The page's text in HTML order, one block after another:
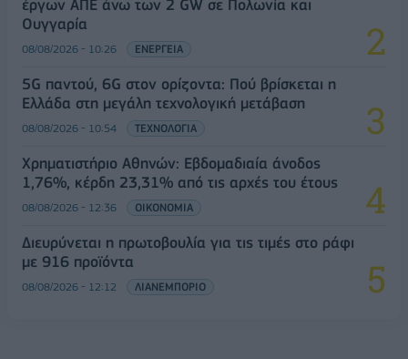
έργων ΑΠΕ άνω των 2 GW σε Πολωνία και
Ουγγαρία
08/08/2026 - 10:26 ΕΝΕΡΓΕΙΑ
5G παντού, 6G στον ορίζοντα: Πού βρίσκεται η
Ελλάδα στη μεγάλη τεχνολογική μετάβαση
08/08/2026 - 10:54 ΤΕΧΝΟΛΟΓΙΑ
Χρηματιστήριο Αθηνών: Εβδομαδιαία άνοδος
1,76%, κέρδη 23,31% από τις αρχές του έτους
08/08/2026 - 12:36 ΟΙΚΟΝΟΜΙΑ
Διευρύνεται η πρωτοβουλία για τις τιμές στο ράφι
με 916 προϊόντα
08/08/2026 - 12:12 ΛΙΑΝΕΜΠΟΡΙΟ